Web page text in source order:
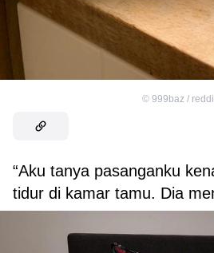
© 999baz /
“Aku tanya pasanganku
tidur di kamar tamu. Dia